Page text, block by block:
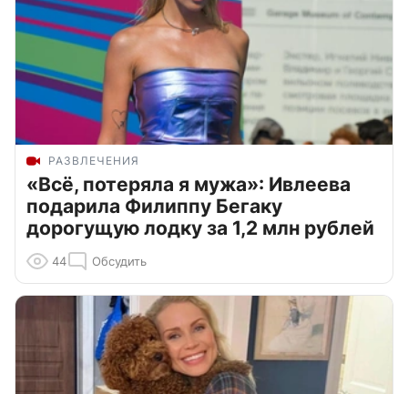
РАЗВЛЕЧЕНИЯ
«Всё, потеряла я мужа»: Ивлеева
подарила Филиппу Бегаку
дорогущую лодку за 1,2 млн рублей
44 Обсудить